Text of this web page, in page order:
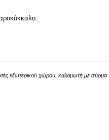
εξωτερικού χώρου, καλαμωτή με